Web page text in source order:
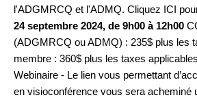
l'ADGMRCQ et l'ADMQ. Cliquez ICI
24 septembre 2024, de 9h00 à 12h00
(ADGMRCQ ou ADMQ) : 235$ plus les
membre : 360$ plus les taxes
Webinaire - Le lien vous permettant
en visioconférence vous sera acheminé